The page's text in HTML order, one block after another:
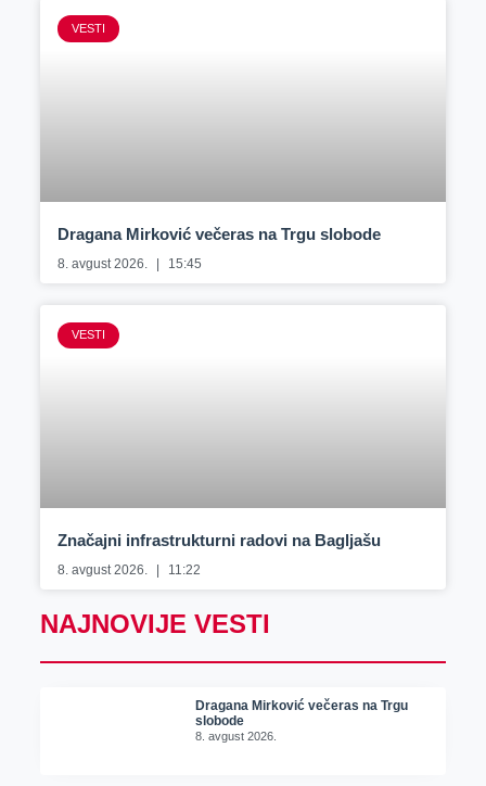
VESTI
Dragana Mirković večeras na Trgu slobode
8. avgust 2026. 15:45
VESTI
Značajni infrastrukturni radovi na Bagljašu
8. avgust 2026. 11:22
NAJNOVIJE VESTI
Dragana Mirković večeras na Trgu
slobode
8. avgust 2026.